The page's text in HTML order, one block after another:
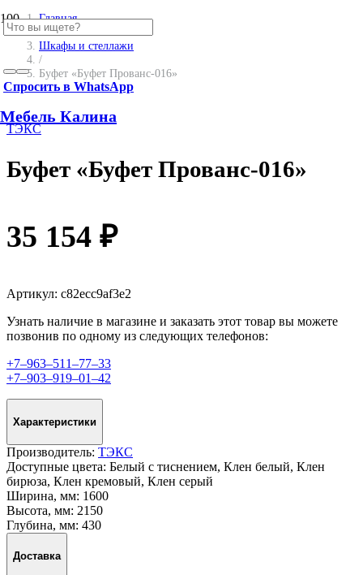
Спросить в WhatsApp
Мебель Калина
Главная
/
Шкафы и стеллажи
/
Буфет «Буфет Прованс-016»
ТЭКС
Буфет «Буфет Прованс-016»
35 154 ₽
Артикул: c82ecc9af3e2
Узнать наличие в магазине и заказать этот товар вы можете
позвонив по одному из следующих телефонов:
+7‒963‒511‒77‒33
+7‒903‒919‒01‒42
Характеристики
Производитель: ТЭКС
Доступные цвета: Белый с тиснением, Клен белый, Клен
бирюза, Клен кремовый, Клен серый
Ширина, мм: 1600
Высота, мм: 2150
Глубина, мм: 430
Доставка